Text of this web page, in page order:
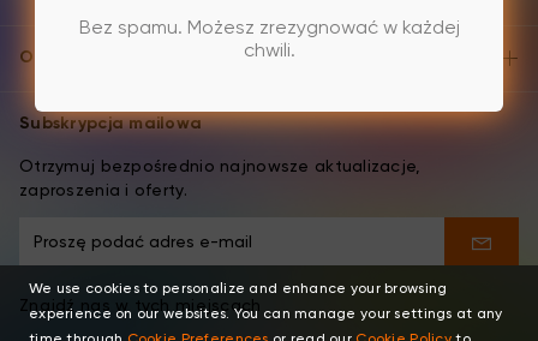
O XPPen
Subskrypcja mailowa
Otrzymuj bezpośrednio najnowsze aktualizacje,
zaproszenia i oferty.
Znajdź nas w tych miejscach
We use cookies to personalize and enhance your browsing
experience on our websites. You can manage your settings at any
Bez spamu. Możesz zrezygnować w każdej
chwili.